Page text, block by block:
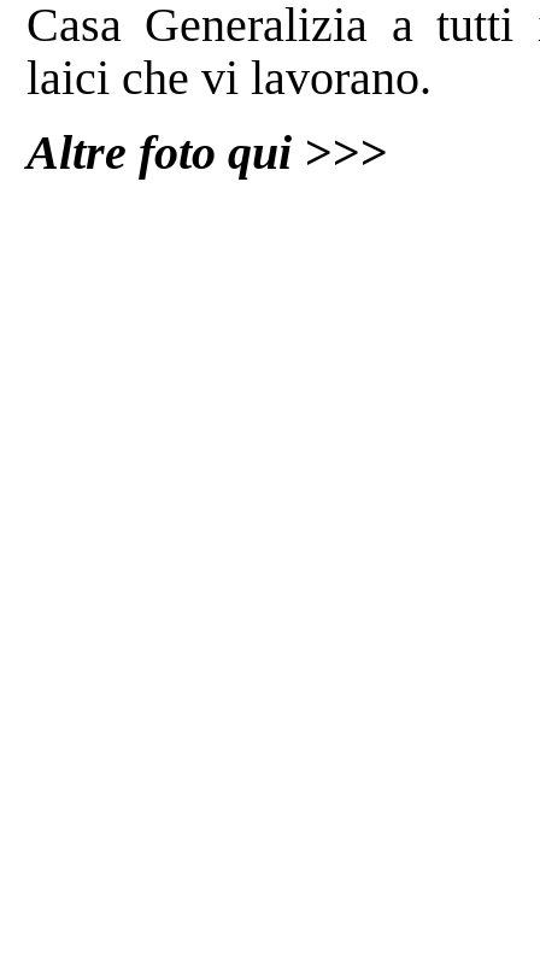
Casa Generalizia a
laici che vi lavorano.
Altre foto qui >>>